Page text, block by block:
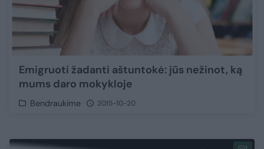
Emigruoti žadanti aštuntokė: jūs nežinot, ką
mums daro mokykloje
Bendraukime 2015-10-20